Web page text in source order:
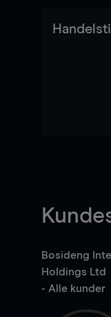
Bosideng
Holdings Ltd
- Alle kunder